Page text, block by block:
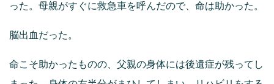
った。母親がすぐに救急車を呼んだので、命は助かった。
脳出血だった。
命こそ助かったものの、父親の身体には後遺症が残ってし